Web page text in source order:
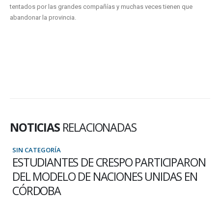
tentados por las grandes compañías y muchas veces tienen que
abandonar la provincia.
NOTICIAS RELACIONADAS
SIN CATEGORÍA
ESTUDIANTES DE CRESPO PARTICIPARON
DEL MODELO DE NACIONES UNIDAS EN
CÓRDOBA